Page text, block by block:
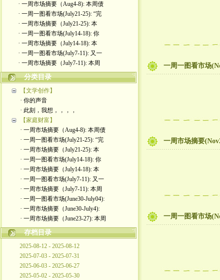
· 一周市场摘要（Aug4-8): 本周债
· 一周一图看市场(July21-25): “完
· 一周市场摘要（July21-25): 本
· 一周一图看市场(July14-18): 你
· 一周市场摘要（July14-18): 本
· 一周一图看市场(July7-11): 又一
· 一周市场摘要（July7-11): 本周
分类目录
【文学创作】
· 你的声音
· 此刻，我想，，，，
【家庭财富】
· 一周市场摘要（Aug4-8): 本周债
· 一周一图看市场(July21-25): “完
· 一周市场摘要（July21-25): 本
· 一周一图看市场(July14-18): 你
· 一周市场摘要（July14-18): 本
· 一周一图看市场(July7-11): 又一
· 一周市场摘要（July7-11): 本周
· 一周一图看市场(June30-July04):
· 一周市场摘要（June30-July4):
· 一周市场摘要（June23-27): 本周
存档目录
2025-08-12 - 2025-08-12
2025-07-03 - 2025-07-31
2025-06-03 - 2025-06-27
2025-05-02 - 2025-05-30
一周一图看市场
一周市场摘要
一周一图看市场